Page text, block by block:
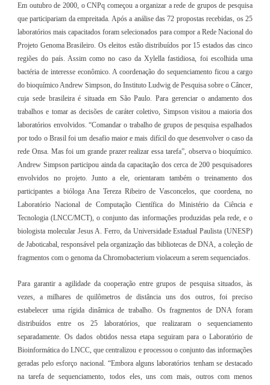
Em outubro de 2000, o CNPq começou a organizar a rede de grupos de pesquisa
que participariam da empreitada. Após a análise das 72 propostas recebidas, os 25
laboratórios mais capacitados foram selecionados para compor a Rede Nacional do
Projeto Genoma Brasileiro. Os eleitos estão distribuídos por 15 estados das cinco
regiões do país. Assim como no caso da Xylella fastidiosa, foi escolhida uma
bactéria de interesse econômico. A coordenação do sequenciamento ficou a cargo
do bioquímico Andrew Simpson, do Instituto Ludwig de Pesquisa sobre o Câncer,
cuja sede brasileira é situada em São Paulo. Para gerenciar o andamento dos
trabalhos e tomar as decisões de caráter coletivo, Simpson visitou a maioria dos
laboratórios envolvidos. “Comandar o trabalho de grupos de pesquisa espalhados
por todo o Brasil foi um desafio maior e mais difícil do que desenvolver o caso da
rede Onsa. Mas foi um grande prazer realizar essa tarefa”, observa o bioquímico.
Andrew Simpson participou ainda da capacitação dos cerca de 200 pesquisadores
envolvidos no projeto. Junto a ele, orientaram também o treinamento dos
participantes a bióloga Ana Tereza Ribeiro de Vasconcelos, que coordena, no
Laboratório Nacional de Computação Científica do Ministério da Ciência e
Tecnologia (LNCC/MCT), o conjunto das informações produzidas pela rede, e o
biologista molecular Jesus A. Ferro, da Universidade Estadual Paulista (UNESP)
de Jaboticabal, responsável pela organização das bibliotecas de DNA, a coleção de
fragmentos com o genoma da Chromobacterium violaceum a serem sequenciados.
Para garantir a agilidade da cooperação entre grupos de pesquisa situados, às
vezes, a milhares de quilômetros de distância uns dos outros, foi preciso
estabelecer uma rígida dinâmica de trabalho. Os fragmentos de DNA foram
distribuídos entre os 25 laboratórios, que realizaram o sequenciamento
separadamente. Os dados obtidos nessa etapa seguiram para o Laboratório de
Bioinformática do LNCC, que centralizou e processou o conjunto das informações
geradas pelo esforço nacional. “Embora alguns laboratórios tenham se destacado
na tarefa de sequenciamento, todos eles, uns com mais, outros com menos